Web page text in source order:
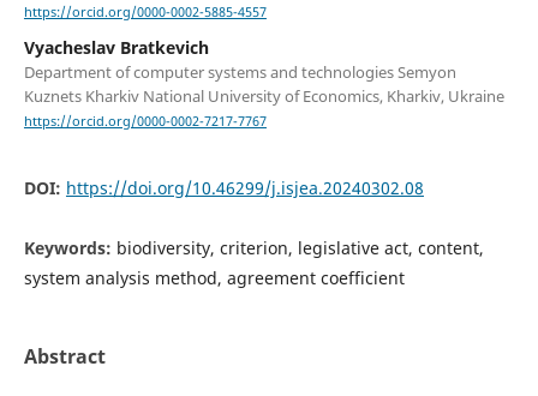
https://orcid.org/0000-0002-5885-4557
Vyacheslav Bratkevich
Department of computer systems and technologies Semyon
Kuznets Kharkiv National University of Economics, Kharkiv, Ukraine
https://orcid.org/0000-0002-7217-7767
DOI: https://doi.org/10.46299/j.isjea.20240302.08
Keywords: biodiversity, criterion, legislative act, content,
system analysis method, agreement coefficient
Abstract